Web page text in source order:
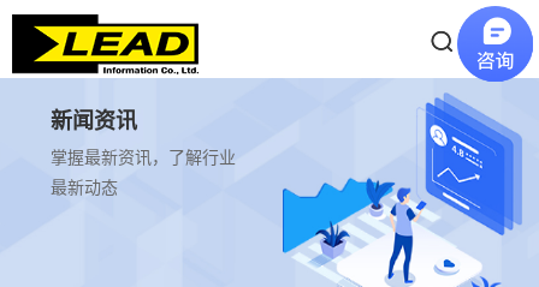
新闻资讯
掌握最新资讯，了解行业
最新动态